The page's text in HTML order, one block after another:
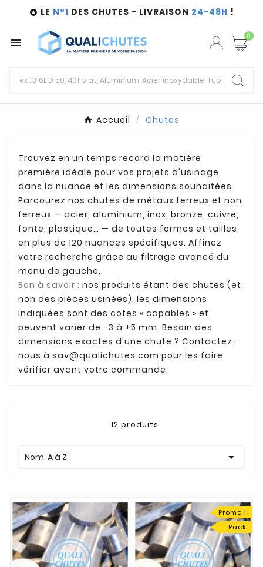
 LE N°1 DES CHUTES - LIVRAISON 24-48H !
 0
Accueil Chutes
Trouvez en un temps record la matière
première idéale pour vos projets d'usinage,
dans la nuance et les dimensions souhaitées.
Parcourez nos chutes de métaux ferreux et non
ferreux — acier, aluminium, inox, bronze, cuivre,
fonte, plastique… — de toutes formes et tailles,
en plus de 120 nuances spécifiques. Affinez
votre recherche grâce au filtrage avancé du
menu de gauche.
Bon à savoir : nos produits étant des chutes (et
non des pièces usinées), les dimensions
indiquées sont des cotes « capables » et
peuvent varier de −3 à +5 mm. Besoin des
dimensions exactes d'une chute ? Contactez-
nous à sav@qualichutes.com pour les faire
vérifier avant votre commande.
12 produits
Nom, A à Z 
Promo !
Pack